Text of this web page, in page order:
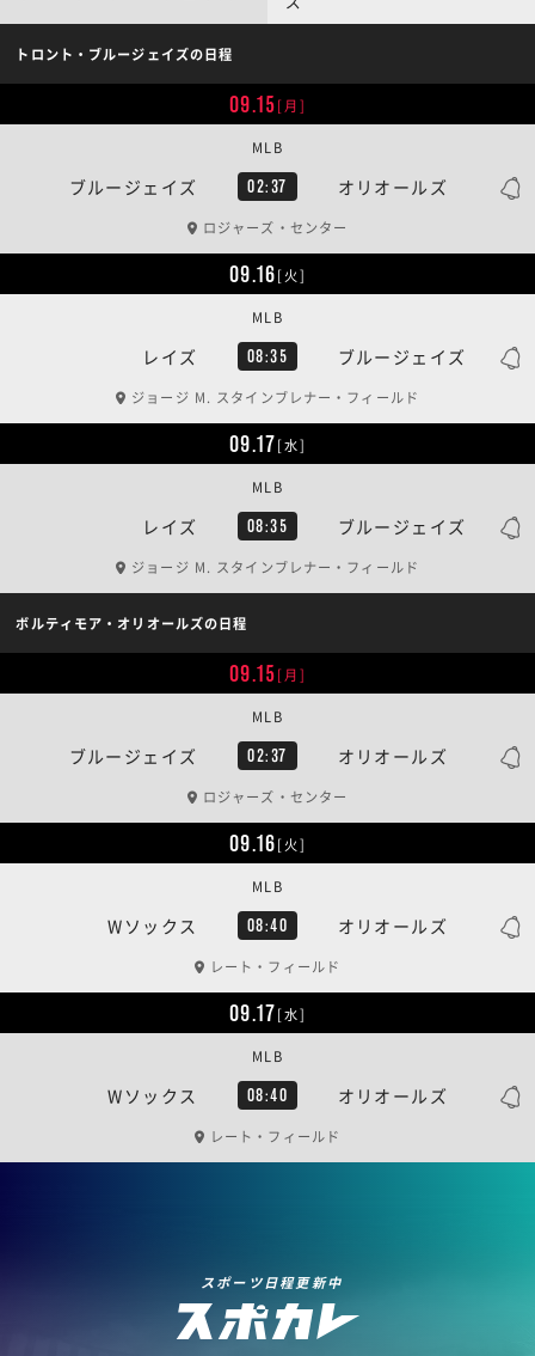
トロント・ブルージェイズの日程
09.15[月]
ブルージェイズ 02:37 オリオールズ
MLB
ロジャーズ・センター
09.16[火]
レイズ 08:35 ブルージェイズ
MLB
ジョージ M. スタインブレナー・フィールド
09.17[水]
レイズ 08:35 ブルージェイズ
MLB
ジョージ M. スタインブレナー・フィールド
ボルティモア・オリオールズの日程
09.15[月]
ブルージェイズ 02:37 オリオールズ
MLB
ロジャーズ・センター
09.16[火]
Wソックス 08:40 オリオールズ
MLB
レート・フィールド
09.17[水]
Wソックス 08:40 オリオールズ
MLB
レート・フィールド
スポーツ日程更新中